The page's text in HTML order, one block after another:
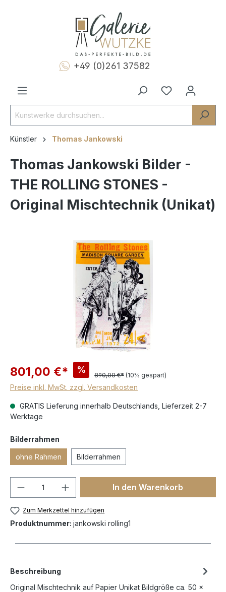
+49 (0)261 37582
Künstler Thomas Jankowski
Thomas Jankowski Bilder -
THE ROLLING STONES -
Original Mischtechnik (Unikat)
801,00 €* %
890,00 €* (10% gespart)
Preise inkl. MwSt. zzgl. Versandkosten
GRATIS Lieferung innerhalb Deutschlands, Lieferzeit 2-7
Werktage
Bilderrahmen
ohne Rahmen Bilderrahmen
In den Warenkorb
Zum Merkzettel hinzufügen
Produktnummer: jankowski rolling1
Beschreibung
Original Mischtechnik auf Papier Unikat Bildgröße ca. 50 x